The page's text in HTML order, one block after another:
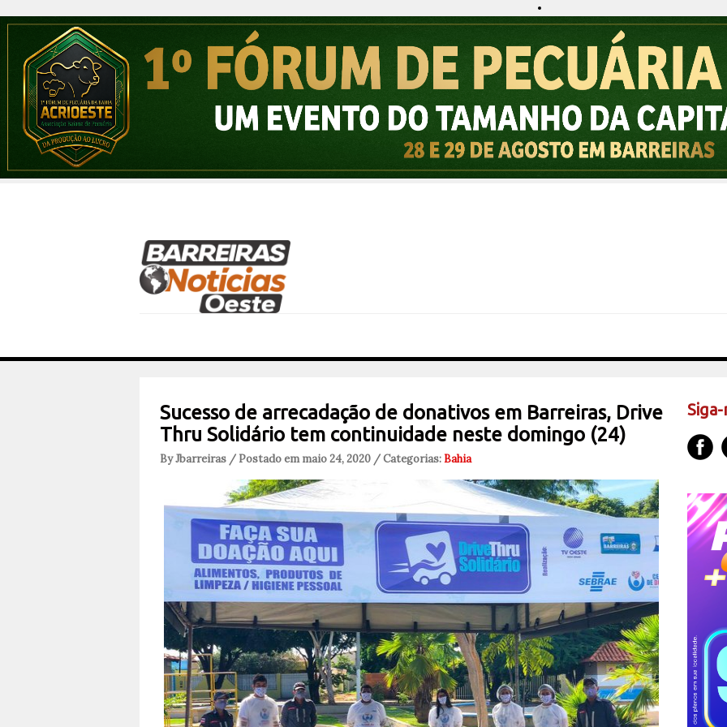
Sucesso de arrecadação de donativos em Barreiras, Drive
Thru Solidário tem continuidade neste domingo (24)
By Jbarreiras / Postado em maio 24, 2020 / Categorias:Bahia